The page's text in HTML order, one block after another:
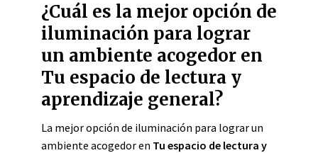
¿Cuál es la mejor opción de
iluminación para lograr
un ambiente acogedor en
Tu espacio de lectura y
aprendizaje general?
La mejor opción de iluminación para lograr un
ambiente acogedor en Tu espacio de lectura y